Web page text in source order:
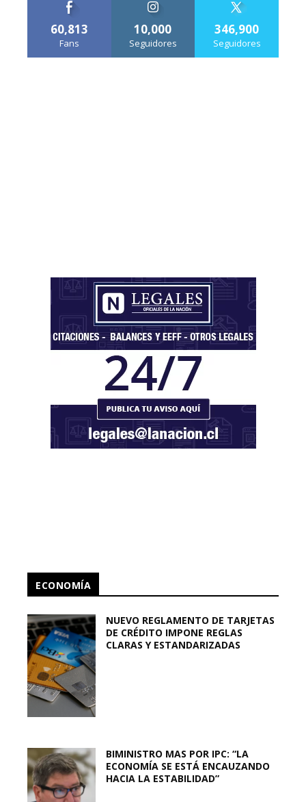
60,813
Fans
10,000
Seguidores
346,900
Seguidores
ECONOMÍA
NUEVO REGLAMENTO DE TARJETAS
DE CRÉDITO IMPONE REGLAS
CLARAS Y ESTANDARIZADAS
BIMINISTRO MAS POR IPC: “LA
ECONOMÍA SE ESTÁ ENCAUZANDO
HACIA LA ESTABILIDAD”